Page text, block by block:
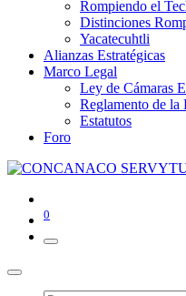
Rompiendo el
Distinciones
Yacatecuhtli
Alianzas Estratégicas
Marco Legal
Ley de Cámaras
Reglamento de la
Estatutos
Foro
0